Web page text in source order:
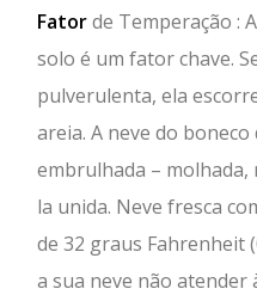
Fatorde Temperação :
solo é um fator chave.
pulverulenta, ela
areia. A neve do boneco
embrulhada – molhada,
la unida. Neve fresca
de 32 graus Fahrenheit
a sua neve não atender